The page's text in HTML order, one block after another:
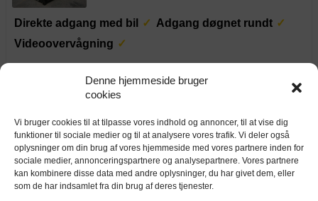
Denne hjemmeside bruger
cookies
Vi bruger cookies til at tilpasse vores indhold og annoncer, til at vise dig
funktioner til sociale medier og til at analysere vores trafik. Vi deler også
oplysninger om din brug af vores hjemmeside med vores partnere inden for
sociale medier, annonceringspartnere og analysepartnere. Vores partnere
kan kombinere disse data med andre oplysninger, du har givet dem, eller
som de har indsamlet fra din brug af deres tjenester.
Direkte adgang med bil
Adgang døgnet rundt
Videoovervågning
8-fods container
8-fods container på 4,8 m² / 9,8 m³
20-fods container
20-fods container på 13,7 m² / 32,7 m³
750 kr.
pr. md.
20-fods container (Isoleret)